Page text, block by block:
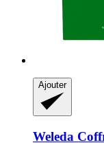
Ajouter
Weleda